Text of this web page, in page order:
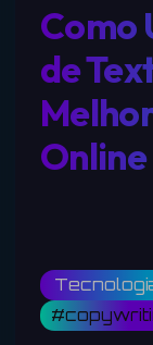
Como
de
Online